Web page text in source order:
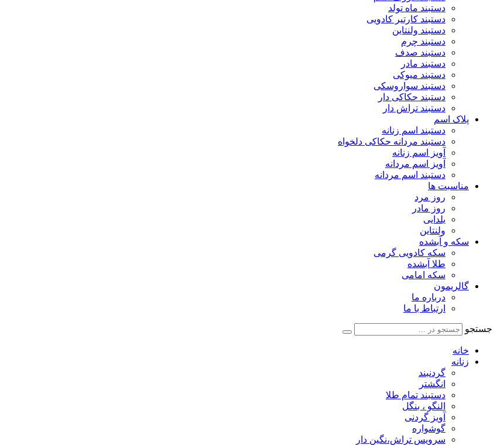
دستبند ماه تولد
دستبند کارتیر کادویی
دستبند ولنتاین
دستبند چرم
دستبند صدف
دستبند مادر
دستبند میوکی
دستبند سواروسکی
دستبند حکاکی دار
دستبند تراش دار
پلاک اسم
دستبند اسم زنانه
دستبند مردانه حکاکی دلخواه
آویز اسم زنانه
آویز اسم مردانه
دستبند اسم مردانه
مناسبت ها
روز مرد
روز مادر
یلدایی
ولنتاین
سکه و آبشده
سکه کادویی گرمی
طلا آبشده
سکه امامی
گالریمون
درباره ما
ارتباط با ما
جستجو
خانه
زنانه
گردنبند
انگشتر
دستبند تمام طلا
النگو ، بنگل
آویز گردنی
گوشواره
سرویس تراش،نگین دار